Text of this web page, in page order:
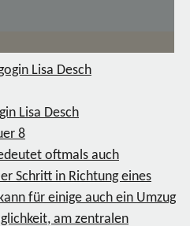
Lisa Desch
8
oftmals auch
Schritt in Richtung eines
für einige auch ein Umzug
am zentralen